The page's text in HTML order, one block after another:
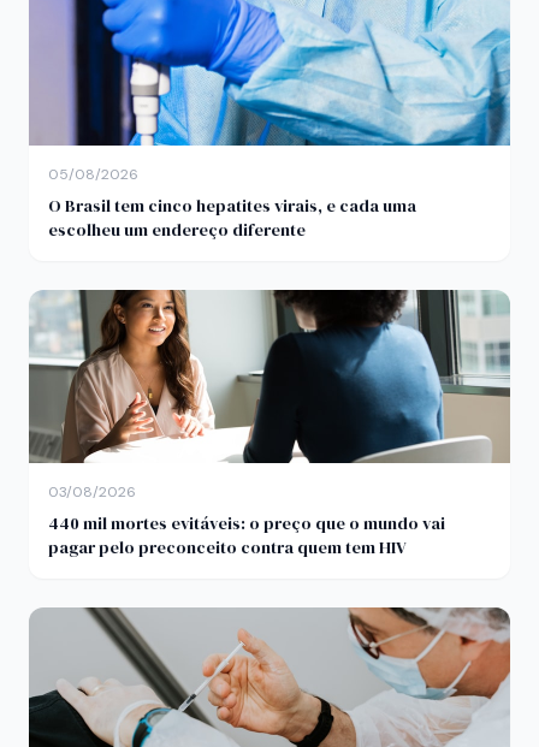
05/08/2026
O Brasil tem cinco hepatites virais, e cada uma
escolheu um endereço diferente
03/08/2026
440 mil mortes evitáveis: o preço que o mundo vai
pagar pelo preconceito contra quem tem HIV